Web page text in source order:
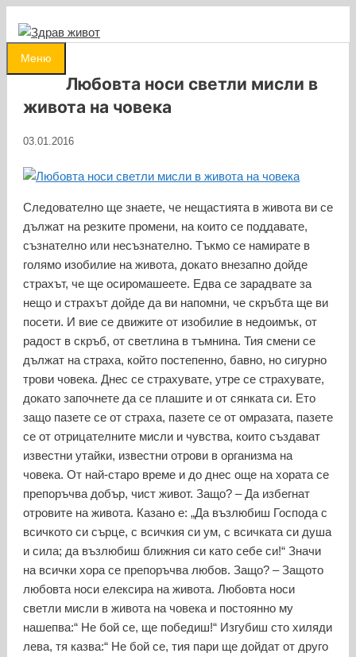
съдържанието
Меню
Любовта носи светли мисли в
живота на човека
03.01.2016
Следователно ще знаете, че нещастията в живота ви се
дължат на резките промени, на които се поддавате,
съзнателно или несъзнателно. Тъкмо се намирате в
голямо изобилие на живота, докато внезапно дойде
страхът, че ще осиромашеете. Едва се зарадвате за
нещо и страхът дойде да ви напомни, че скръбта ще ви
посети. И вие се движите от изобилие в недоимък, от
радост в скръб, от светлина в тъмнина. Тия смени се
дължат на страха, който постепенно, бавно, но сигурно
трови човека. Днес се страхувате, утре се страхувате,
докато започнете да се плашите и от сянката си. Ето
защо пазете се от страха, пазете се от омразата, пазете
се от отрицателните мисли и чувства, които създават
известни утайки, известни отрови в организма на
човека. От най-старо време и до днес още на хората се
препоръчва добър, чист живот. Защо? – Да избегнат
отровите на живота. Казано е: „Да възлюбиш Господа с
всичкото си сърце, с всичкия си ум, с всичката си душа
и сила; да възлюбиш ближния си като себе си!“ Значи
на всички хора се препоръчва любов. Защо? – Защото
любовта носи елексира на живота. Любовта носи
светли мисли в живота на човека и постоянно му
нашепва:“ Не бой се, ще победиш!“ Изгубиш сто хиляди
лева, тя казва:“ Не бой се, тия пари ще дойдат от друго